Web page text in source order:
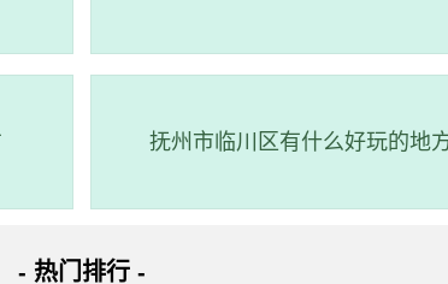
村
很值得游览。据悉，这是一处经过国家林业部批
抚州市临川区有什么好玩的地
- 热门排行 -